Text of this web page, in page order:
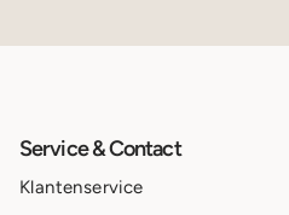
Service & Contact
Klantenservice